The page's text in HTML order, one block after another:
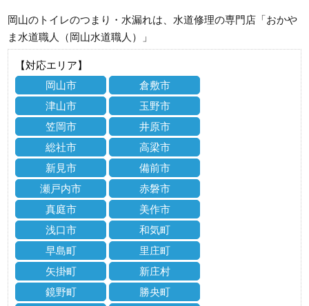
岡山のトイレのつまり・水漏れは、水道修理の専門店「おかや
ま水道職人（岡山水道職人）」
【対応エリア】
岡山市
倉敷市
津山市
玉野市
笠岡市
井原市
総社市
高梁市
新見市
備前市
瀬戸内市
赤磐市
真庭市
美作市
浅口市
和気町
早島町
里庄町
矢掛町
新庄村
鏡野町
勝央町